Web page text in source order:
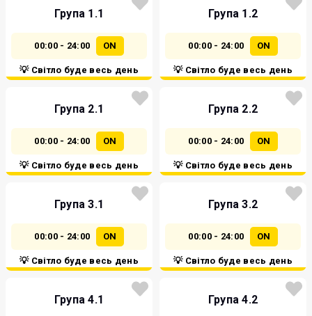
Група 1.1
00:00 - 24:00 ON
💡 Світло буде весь день
Група 1.2
00:00 - 24:00 ON
💡 Світло буде весь день
Група 2.1
00:00 - 24:00 ON
💡 Світло буде весь день
Група 2.2
00:00 - 24:00 ON
💡 Світло буде весь день
Група 3.1
00:00 - 24:00 ON
💡 Світло буде весь день
Група 3.2
00:00 - 24:00 ON
💡 Світло буде весь день
Група 4.1 Група 4.2